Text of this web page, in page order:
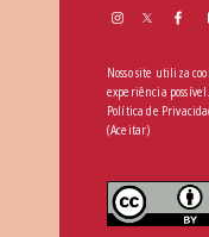
Nosso site utiliza
experiência
Política de
(Aceitar)